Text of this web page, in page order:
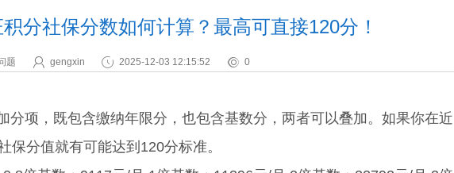
分社保分数如何计算？最高可直接120分！
题 gengxin 2025-12-03 12:15:52 0
项，既包含缴纳年限分，也包含基数分，两者可以叠加。如果你在近
保分值就有可能达到120分标准。